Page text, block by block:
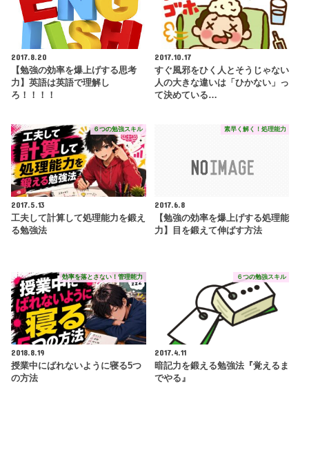
2017.8.20
【勉強の効率を爆上げする思考
力】英語は英語で理解し
ろ！！！！
2017.10.17
すぐ風邪をひく人とそうじゃない
人の大きな違いは「ひかない」っ
て決めている…
６つの勉強スキル
2017.5.13
工夫して計算して処理能力を鍛え
る勉強法
素早く解く！処理能力
2017.6.8
【勉強の効率を爆上げする処理能
力】目を鍛えて伸ばす方法
効率を落とさない！管理能力
2018.8.19
授業中にばれないように寝る5つ
の方法
６つの勉強スキル
2017.4.11
暗記力を鍛える勉強法『覚えるま
でやる』